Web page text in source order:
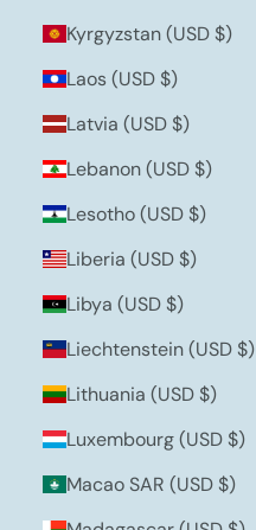
Kyrgyzstan (USD $)
Laos (USD $)
Latvia (USD $)
Lebanon (USD $)
Lesotho (USD $)
Liberia (USD $)
Libya (USD $)
Liechtenstein (USD $)
Lithuania (USD $)
Luxembourg (USD $)
Macao SAR (USD $)